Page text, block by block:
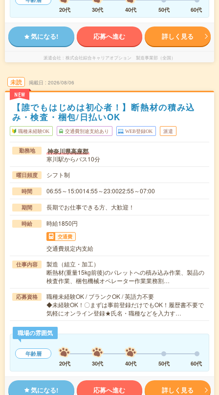
20代
30代 40代 50代 60代
気になる! 応募へ進む 詳しく見る
派遣会社 株式会社綜合キャリアオプション 製造事業部（全国）
未読
NEW
掲載日 2026/08/06
【誰でもはじめは初心者！】断熱材の積み込
み・検査・梱包/日払いOK
職種未経験OK 交通費別途支給あり WEB登録OK 派遣
勤務地 神奈川県高座郡
寒川駅からバス10分
曜日頻度 シフト制
時間 06:55～15:0014:55～23:0022:55～07:00
期間 長期でお仕事できる方、大歓迎！
時給 時給1850円
交通費
交通費規定内支給
仕事内容
製造（組立・加工）
断熱材(重量15kg前後)のパレットへの積み込み作業、製品の
検査作業、梱包機械オペレーター作業業務割…
応募資格
職種未経験OK / ブランクOK / 英語力不要
◆未経験OK！〇まずは事前登録だけでもOK！履歴書不要で
気軽にオンライン登録★氏名・職種などを入力す…
職場の雰囲気
年齢層
20代
30代 40代 50代 60代
気になる! 応募へ進む 詳しく見る